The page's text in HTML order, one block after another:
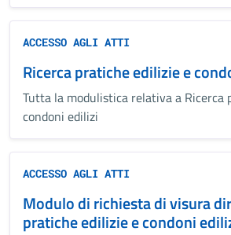
ACCESSO AGLI ATTI
Ricerca pratiche edilizie e
Tutta la modulistica relativa a Ricerca
condoni edilizi
ACCESSO AGLI ATTI
Modulo di richiesta di visura
pratiche edilizie e condoni